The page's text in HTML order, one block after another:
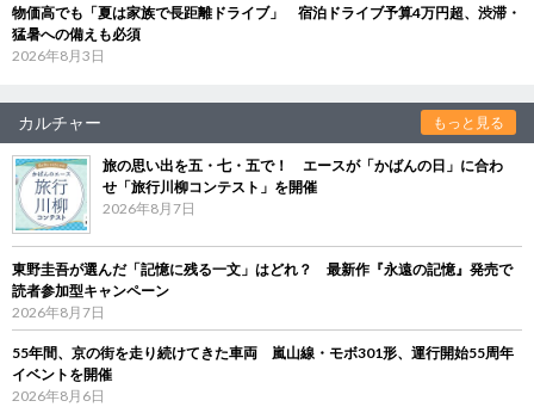
物価高でも「夏は家族で長距離ドライブ」 宿泊ドライブ予算4万円超、渋滞・
猛暑への備えも必須
2026年8月3日
カルチャー もっと見る
旅の思い出を五・七・五で！ エースが「かばんの日」に合わ
せ「旅行川柳コンテスト」を開催
2026年8月7日
東野圭吾が選んだ「記憶に残る一文」はどれ？ 最新作『永遠の記憶』発売で
読者参加型キャンペーン
2026年8月7日
55年間、京の街を走り続けてきた車両 嵐山線・モボ301形、運行開始55周年
イベントを開催
2026年8月6日